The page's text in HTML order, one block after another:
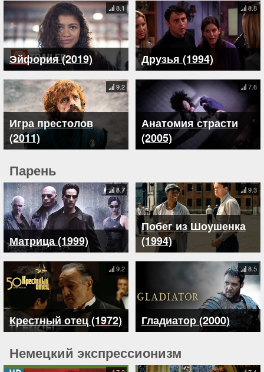
Эйфория (2019)
8.1
Друзья (1994)
8.8
Игра престолов
(2011)
9.2
Анатомия страсти
(2005)
7.6
Парень
Матрица (1999)
8.7
Побег из Шоушенка
(1994)
9.3
Крестный отец (1972)
9.2
Гладиатор (2000)
8.5
Немецкий экспрессионизм